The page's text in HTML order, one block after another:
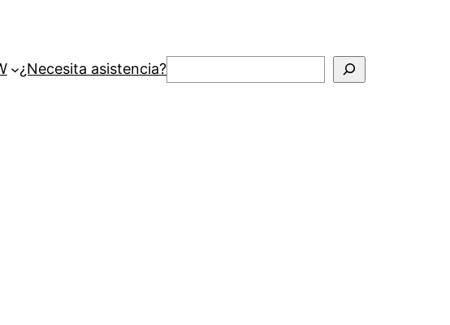
¿Necesita asistencia?Buscar